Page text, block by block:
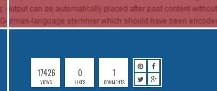
17426
VIEWS
0
LIKES
1
COMMENTS